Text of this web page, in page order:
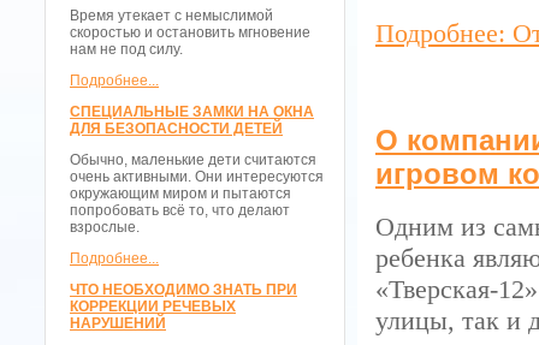
Время утекает с немыслимой
скоростью и остановить мгновение
нам не под силу.
Подробнее...
СПЕЦИАЛЬНЫЕ ЗАМКИ НА ОКНА
ДЛЯ БЕЗОПАСНОСТИ ДЕТЕЙ
Обычно, маленькие дети считаются
очень активными. Они интересуются
окружающим миром и пытаются
попробовать всё то, что делают
взрослые.
Подробнее...
ЧТО НЕОБХОДИМО ЗНАТЬ ПРИ
КОРРЕКЦИИ РЕЧЕВЫХ
НАРУШЕНИЙ
Подробнее:
О
игровом
Одним из
ребенка
«Тверская-
улицы, так и